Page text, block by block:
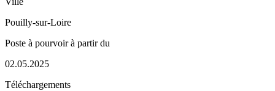
Pouilly-sur-Loire
Poste à pourvoir à partir du
02.05.2025
Téléchargements